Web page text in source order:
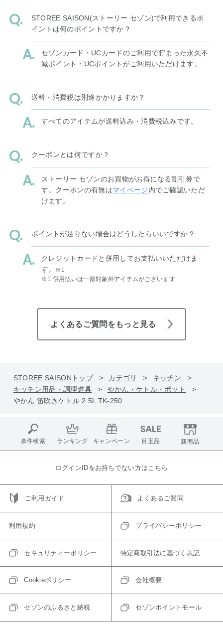
STOREE SAISON(ストーリー セゾン)で利用できるポ
イントは何のポイントですか？
セゾンカード・UCカードのご利用で貯まった永久不
滅ポイント・UCポイントがご利用いただけます。
送料・消費税は別途かかりますか？
すべてのアイテムが送料込み・消費税込みです。
クーポンとは何ですか？
ストーリー セゾンのお買物がお得になる割引券で
す。クーポンの有無はマイページ内でご確認いただ
けます。
ポイントが足りない場合はどうしたらいいですか？
クレジットカードと併用してお支払いいただけま
す。
※1
※1 併用払いは一部対象外アイテムがございます
よくあるご質問をもっと見る
STOREE SAISONトップ カテゴリ
キッチン
キッチン用品・調理道具
やかん・ケトル・ポット
やかん 笛吹きケトル 2.5L TK-250
条件検索 ランキング キャンペーン 目玉品 新商品
ログインIDをお持ちでない方はこちら
ご利用ガイド よくあるご質問
利用規約 プライバシーポリシー
セキュリティーポリシー 特定商取引法に基づく表記
Cookieポリシー 会社概要
セゾンのふるさと納税 セゾンポイントモール